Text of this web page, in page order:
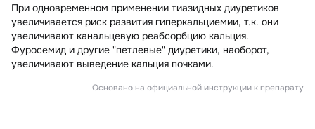
При одновременном применении тиазидных диуретиков
увеличивается риск развития гиперкальциемии, т.к. они
увеличивают канальцевую реабсорбцию кальция.
Фуросемид и другие "петлевые" диуретики, наоборот,
увеличивают выведение кальция почками.
Основано на официальной инструкции к препарату